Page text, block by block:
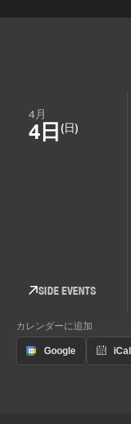
4月
4日 (日)
SIDE EVENTS
カレンダーに追加